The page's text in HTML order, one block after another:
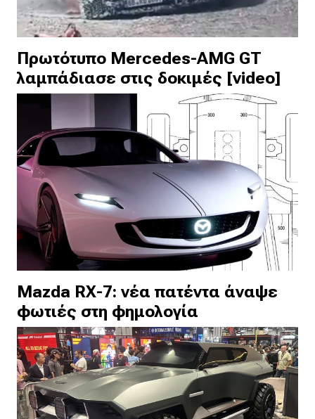
Πρωτότυπο Mercedes-AMG GT
λαμπάδιασε στις δοκιμές [video]
Mazda RX-7: νέα πατέντα άναψε
φωτιές στη φημολογία